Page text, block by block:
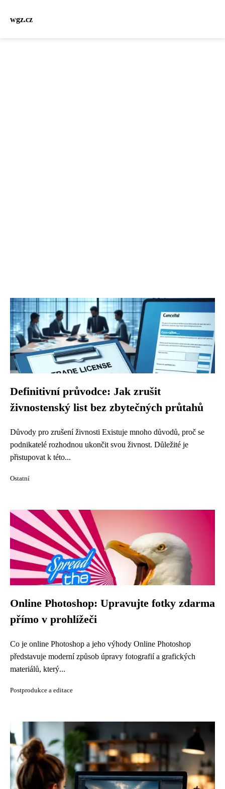
wgz.cz
Definitivní průvodce: Jak zrušit
živnostenský list bez zbytečných průtahů
Důvody pro zrušení živnosti Existuje mnoho důvodů, proč se
podnikatelé rozhodnou ukončit svou živnost. Důležité je
přistupovat k této...
Ostatní
Online Photoshop: Upravujte fotky zdarma
přímo v prohlížeči
Co je online Photoshop a jeho výhody Online Photoshop
představuje moderní způsob úpravy fotografií a grafických
materiálů, který...
Postprodukce a editace